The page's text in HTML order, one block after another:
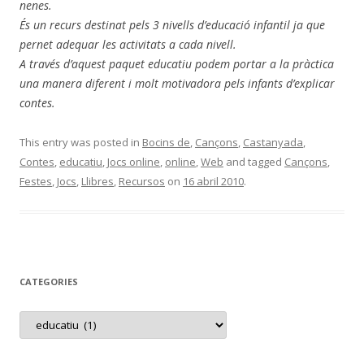
nenes.
És un recurs destinat pels 3 nivells d’educació infantil ja que
pernet adequar les activitats a cada nivell.
A través d’aquest paquet educatiu podem portar a la pràctica
una manera diferent i molt motivadora pels infants d’explicar
contes.
This entry was posted in Bocins de, Cançons, Castanyada,
Contes, educatiu, Jocs online, online,Web and tagged Cançons,
Festes, Jocs, Llibres, Recursos on 16 abril 2010.
CATEGORIES
C
t